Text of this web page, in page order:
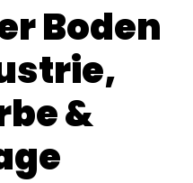
Boden
&